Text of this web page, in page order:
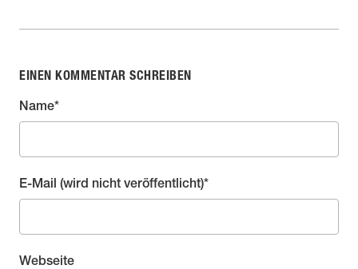
EINEN KOMMENTAR SCHREIBEN
Pflichtfeld
Name*
Pflichtfeld
E-Mail (wird nicht veröffentlicht)*
Webseite